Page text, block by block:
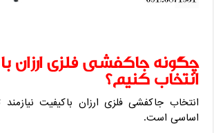
چگونه جاکفشی فلزی ارزان
انتخاب کنیم؟
انتخاب جاکفشی فلزی ارزان باکیفیت
اساسی است.